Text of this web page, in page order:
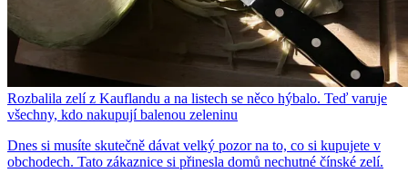
Rozbalila zelí z Kauflandu a na listech se něco hýbalo. Teď varuje
všechny, kdo nakupují balenou zeleninu
Dnes si musíte skutečně dávat velký pozor na to, co si kupujete v
obchodech. Tato zákaznice si přinesla domů nechutné čínské zelí.